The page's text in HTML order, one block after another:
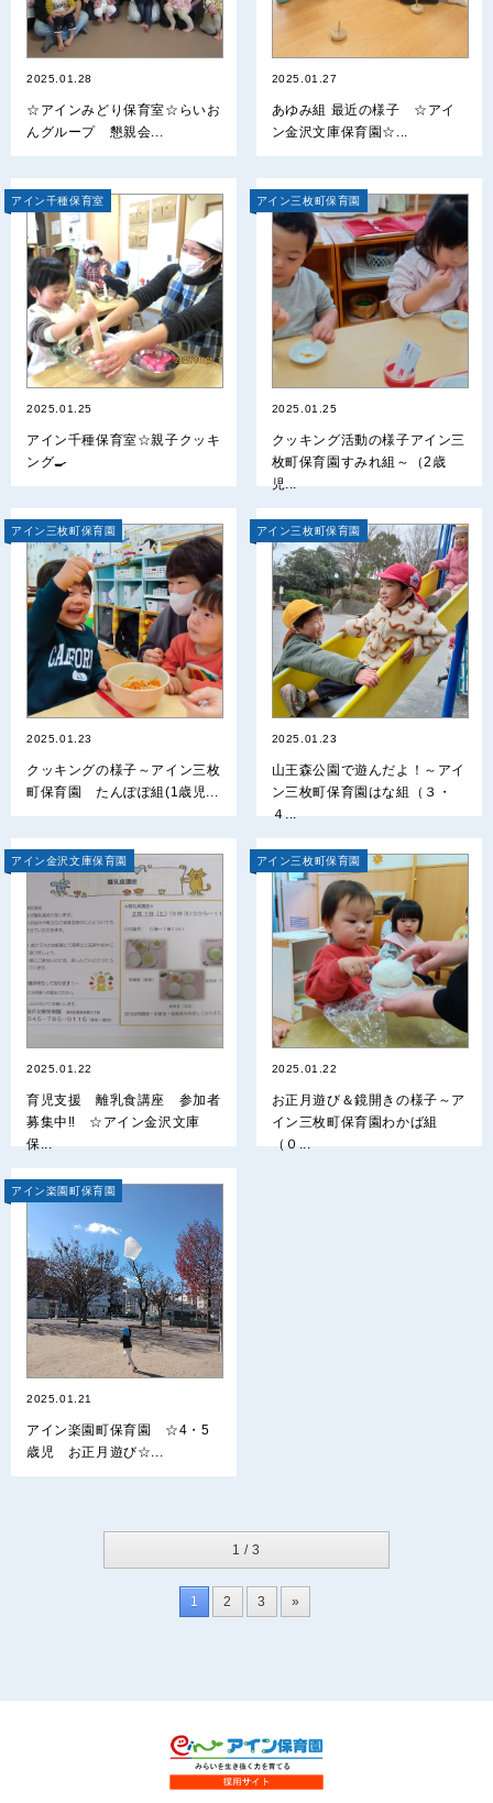
2025.01.28
☆アインみどり保育室☆らいお
んグループ 懇親会...
2025.01.27
あゆみ組 最近の様子 ☆アイ
ン金沢文庫保育園☆...
アイン千種保育室
2025.01.25
アイン千種保育室☆親子クッキ
ング🍳
アイン三枚町保育園
2025.01.25
クッキング活動の様子アイン三
枚町保育園すみれ組～（2歳
児...
アイン三枚町保育園
2025.01.23
クッキングの様子～アイン三枚
町保育園 たんぽぽ組(1歳児...
アイン三枚町保育園
2025.01.23
山王森公園で遊んだよ！～アイ
ン三枚町保育園はな組（３・
４...
アイン金沢文庫保育園
2025.01.22
育児支援 離乳食講座 参加者
募集中‼ ☆アイン金沢文庫
保...
アイン三枚町保育園
2025.01.22
お正月遊び＆鏡開きの様子～ア
イン三枚町保育園わかば組
（０...
アイン楽園町保育園
2025.01.21
アイン楽園町保育園 ☆4・5
歳児 お正月遊び☆...
1 / 3
1 2 3 »